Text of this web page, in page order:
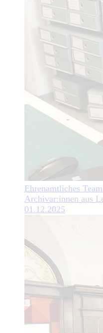
Ehrenamtliches
Archivar:innen aus
01.12.2025